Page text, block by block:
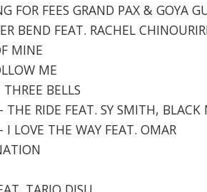
FOR FEES GRAND PAX & GOYA
BEND FEAT. RACHEL
MINE
ME
BELLS
RIDE FEAT. SY SMITH,
LOVE THE WAY FEAT. OMAR